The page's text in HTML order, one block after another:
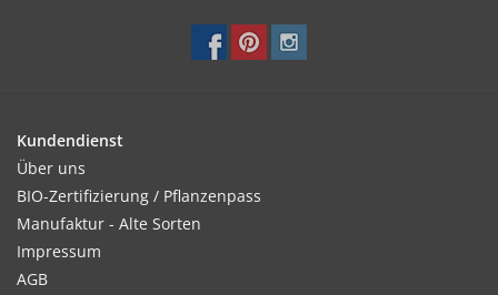
Kundendienst
Über uns
BIO-Zertifizierung / Pflanzenpass
Manufaktur - Alte Sorten
Impressum
AGB